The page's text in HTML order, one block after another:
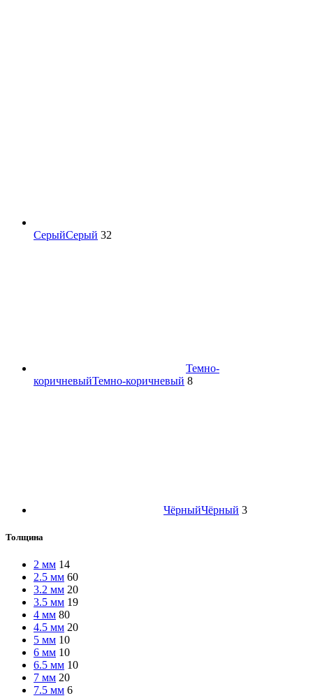
СерыйСерый 32
Темно-
коричневыйТемно-коричневый 8
ЧёрныйЧёрный 3
Толщина
2 мм 14
2.5 мм 60
3.2 мм 20
3.5 мм 19
4 мм 80
4.5 мм 20
5 мм 10
6 мм 10
6.5 мм 10
7 мм 20
7.5 мм 6